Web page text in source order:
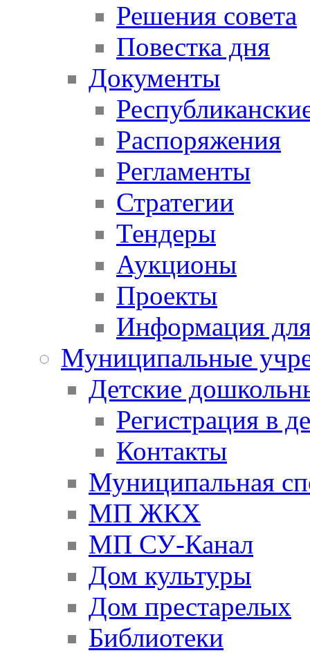
Решения совета
Повестка дня
Документы
Распоряжения
Регламенты
Стратегии
Тендеры
Аукционы
Проекты
Информация
Муниципальные
Детские
Регистрация в
Контакты
Муниципальная
МП ЖКХ
МП СУ-Канал
Дом культуры
Дом престарелых
Библиотеки